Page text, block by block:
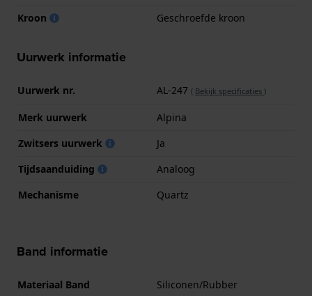
Kroon
Geschroefde kroon
Uurwerk informatie
Uurwerk nr. AL-247 ( Bekijk specificaties )
Merk uurwerk
Alpina
Zwitsers uurwerk
Ja
Tijdsaanduiding
Analoog
Mechanisme
Quartz
Band informatie
Materiaal Band
Siliconen/Rubber